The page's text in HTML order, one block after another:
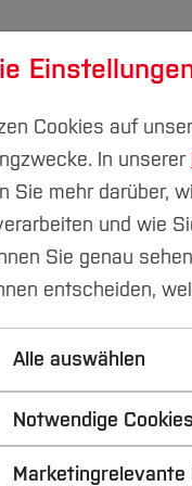
Forschung &
Beratung im
Cookies auf
In unserer
Sie mehr darüber,
und wie
Sie genau
entscheiden,
Alle auswählen
Notwendige Cookies
Marketingrelevante